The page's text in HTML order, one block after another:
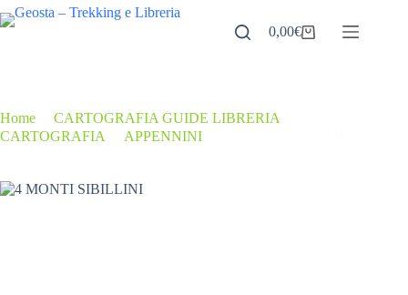
Salta
al
Carrello
0,00€
Home CARTOGRAFIA GUIDE LIBRERIA
CARTOGRAFIA
APPENNINI